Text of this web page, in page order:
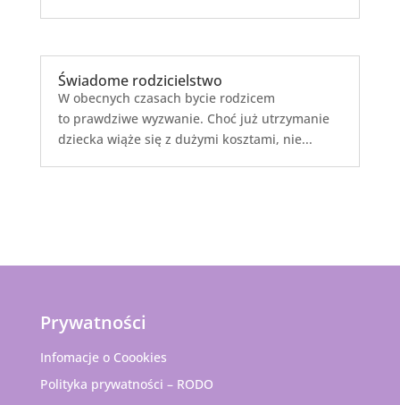
Świadome rodzicielstwo
W obecnych czasach bycie rodzicem
to prawdziwe wyzwanie. Choć już utrzymanie
dziecka wiąże się z dużymi kosztami, nie...
Prywatności
Infomacje o Coookies
Polityka prywatności – RODO